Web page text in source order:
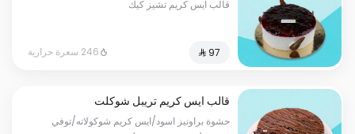
قالب ايس كريم تشيز كيك
246 سعرة حرارية
قالب ايس كريم تريبل شوكلت
حشوة براونيز اسود/ايس كريم شوكولاته/توفي